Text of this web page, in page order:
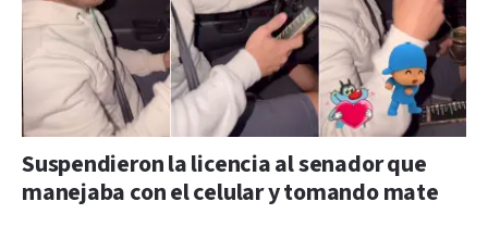
Suspendieron la licencia al senador que
manejaba con el celular y tomando mate